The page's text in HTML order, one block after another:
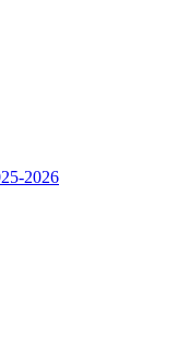
2026